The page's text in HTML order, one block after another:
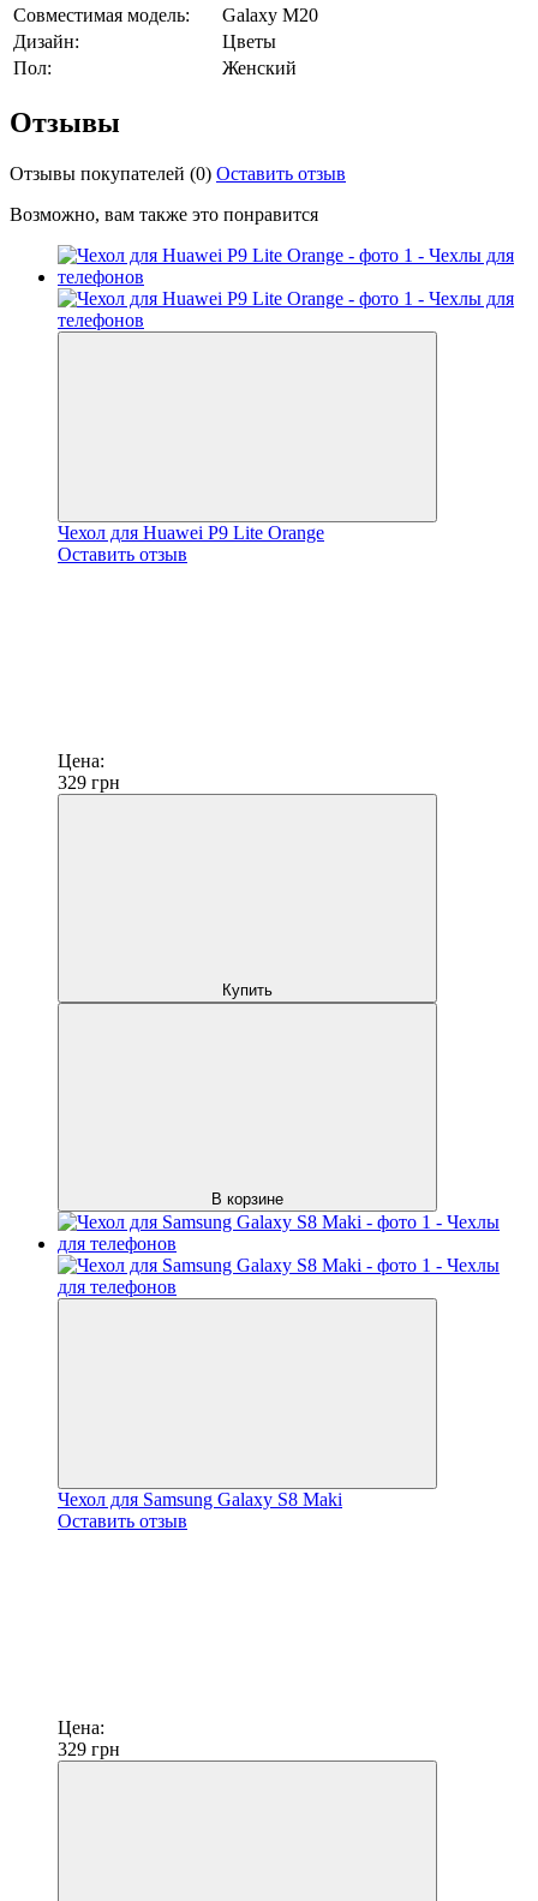
Совместимая модель:
Galaxy M20
Дизайн:
Цветы
Пол:
Женский
Отзывы
Отзывы покупателей (0) Оставить отзыв
Возможно, вам также это понравится
Чехол для Huawei P9 Lite Orange
Оставить отзыв
Цена:
329 грн
Купить
В корзине
Чехол для Samsung Galaxy S8 Maki
Оставить отзыв
Цена:
329 грн